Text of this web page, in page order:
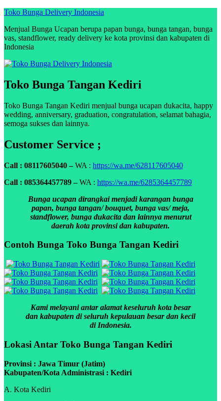
Skip
content
Toko Bunga Delivery Indonesia
Menjual Bunga Ucapan berupa papan bunga, bunga tangan, bunga
vas, standflower, ready delivery ke kota provinsi dan kabupaten di
Indonesia
Toko Bunga Tangan Kediri
Toko Bunga Tangan Kediri menjual bunga ucapan dukacita, happy
wedding, anniversary, graduation, congratulation, selamat bahagia,
semoga sukses dan lainnya.
Customer Service ;
Call : 08117605040 –WA : https://wa.me/628117605040
Call : 085364457789 –WA : https://wa.me/6285364457789
Bunga ucapan dirangkai menjadi karangan bunga
papan, bunga tangan/ bouquet, bunga vas/ meja,
standflower, bunga dukacita dan lainnya menurut
daerah kota provinsi dan kabupaten.
Contoh Bunga Toko Bunga Tangan Kediri
Kami melayani antar alamat keseluruh kota besar
dan kabupaten di seluruh kepulauan besar dan kecil
di Indonesia.
Lokasi Antar Toko Bunga Tangan Kediri
Provinsi : Jawa Timur (Jatim)
Kabupaten/Kota Administrasi : Kediri
A. Kota Kediri